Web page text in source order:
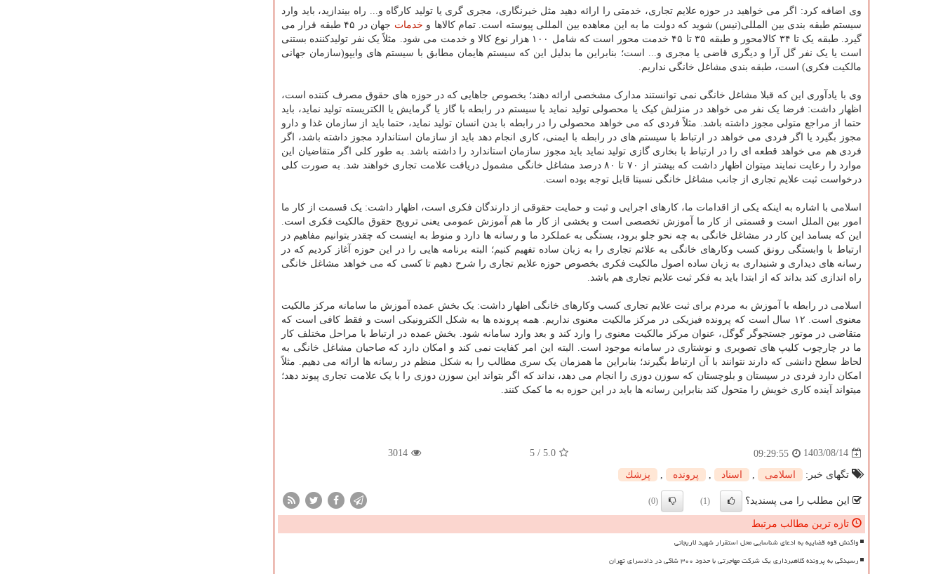
وی اضافه کرد: اگر می خواهید در حوزه علایم تجاری، خدمتی را ارائه دهید مثل خبرنگاری، مجری گری یا تولید کارگاه و... راه بیندازید، باید وارد
سیستم طبقه بندی بین المللی(نیس) شوید که دولت ما به این معاهده بین المللی پیوسته است. تمام کالاها و خدمات
جهان در ۴۵ طبقه قرار می
گیرد. طبقه یک تا ۳۴ کالامحور و طبقه ۳۵ تا ۴۵ خدمت محور است که شامل ۱۰۰ هزار نوع کالا و خدمت می شود. مثلاً یک نفر تولیدکننده بستنی
است یا یک نفر گل آرا و دیگری قاضی یا مجری و... است؛ بنابراین ما بدلیل این که سیستم هایمان مطابق با سیستم های وایپو(سازمان جهانی
مالکیت فکری) است، طبقه بندی مشاغل خانگی نداریم.
وی با یادآوری این که قبلا مشاغل خانگی نمی توانستند مدارک مشخصی ارائه دهند؛ بخصوص جاهایی که در حوزه های حقوق مصرف کننده است،
اظهار داشت: فرضا یک نفر می خواهد در منزلش کیک یا محصولی تولید نماید یا سیستم در رابطه با گاز یا گرمایش یا الکتریسته تولید نماید، باید
حتما از مراجع متولی مجوز داشته باشد. مثلاً فردی که می خواهد محصولی را در رابطه با بدن انسان تولید نماید، حتما باید از سازمان غذا و دارو
مجوز بگیرد یا اگر فردی می خواهد در ارتباط با سیستم های در رابطه با ایمنی، کاری انجام دهد باید از سازمان استاندارد مجوز داشته باشد، اگر
فردی هم می خواهد قطعه ای را در ارتباط با بخاری گازی تولید نماید باید مجوز سازمان استاندارد را داشته باشد. به طور کلی اگر متقاضیان این
موارد را رعایت نمایند میتوان اظهار داشت که بیشتر از ۷۰ تا ۸۰ درصد مشاغل خانگی مشمول دریافت علامت تجاری خواهند شد. به صورت کلی
درخواست ثبت علایم تجاری از جانب مشاغل خانگی نسبتا قابل توجه بوده است.
اسلامی با اشاره به اینکه یکی از اقدامات ما، کارهای اجرایی و ثبت و حمایت حقوقی از دارندگان فکری است، اظهار داشت: یک قسمت از کار ما
امور بین الملل است و قسمتی از کار ما آموزش تخصصی است و بخشی از کار ما هم آموزش عمومی یعنی ترویج حقوق مالکیت فکری است.
این که بسامد این کار در مشاغل خانگی به چه نحو جلو برود، بستگی به عملکرد ما و رسانه ها دارد و منوط به اینست که چقدر بتوانیم مفاهیم در
ارتباط با وابستگی رونق کسب وکارهای خانگی به علائم تجاری را به زبان ساده تفهیم کنیم؛ البته برنامه هایی را در این حوزه آغاز کردیم که در
رسانه های دیداری و شنیداری به زبان ساده اصول مالکیت فکری بخصوص حوزه علایم تجاری را شرح دهیم تا کسی که می خواهد مشاغل خانگی
راه اندازی کند بداند که از ابتدا باید به فکر ثبت علایم تجاری هم باشد.
اسلامی در رابطه با آموزش به مردم برای ثبت علایم تجاری کسب وکارهای خانگی اظهار داشت: یک بخش عمده آموزش ما سامانه مرکز مالکیت
معنوی است. ۱۲ سال است که پرونده فیزیکی در مرکز مالکیت معنوی نداریم. همه پرونده ها به شکل الکترونیکی است و فقط کافی است که
متقاضی در موتور جستجوگر گوگل، عنوان مرکز مالکیت معنوی را وارد کند و بعد وارد سامانه شود. بخش عمده در ارتباط با مراحل مختلف کار
ما در چارچوب کلیپ های تصویری و نوشتاری در سامانه موجود است. البته این امر کفایت نمی کند و امکان دارد که صاحبان مشاغل خانگی به
لحاظ سطح دانشی که دارند نتوانند با آن ارتباط بگیرند؛ بنابراین ما همزمان یک سری مطالب را به شکل منظم در رسانه ها ارائه می دهیم. مثلاً
امکان دارد فردی در سیستان و بلوچستان که سوزن دوزی را انجام می دهد، نداند که اگر بتواند این سوزن دوزی را با یک علامت تجاری پیوند دهد؛
میتواند آینده کاری خویش را متحول کند بنابراین رسانه ها باید در این حوزه به ما کمک کنند.
1403/08/14
09:29:55
5.0
/
5
3014
تگهای خبر: اسلامی اسناد پرونده پزشك
این مطلب را می پسندید؟ (1)
(0)
تازه ترین مطالب مرتبط
واکنش قوه قضاییه به ادعای شناسایی محل استقرار شهید لاریجانی
رسیدگی به پرونده کلاهبرداری یک شرکت مهاجرتی با حدود ۳۰۰ شاکی در دادسرای تهران